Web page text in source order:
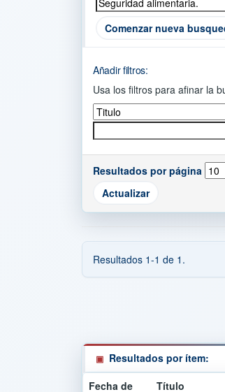
Comenzar nueva
Añadir filtros:
Usa los filtros para afinar la
Resultados por página
Resultados 1-1 de 1.
Resultados por ítem:
Fecha de
Título